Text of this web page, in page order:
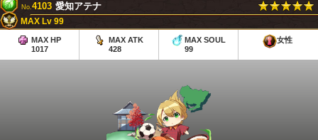
No.4103 愛知アテナ
MAX Lv 99
MAX HP
1017
MAX ATK
428
MAX SOUL
99
女性